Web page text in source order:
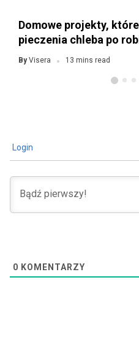
Domowe projekty,
pieczenia chleba po
By Visera 13 mins read
Login
0 KOMENTARZY